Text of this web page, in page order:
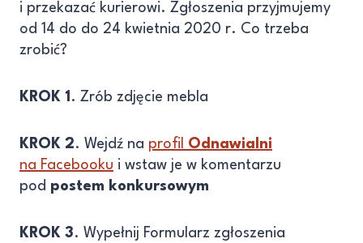
i przekazać kurierowi. Zgłoszenia przyjmujemy
od 14 do do 24 kwietnia 2020 r. Co trzeba
zrobić?
KROK 1 . Zrób zdjęcie mebla
KROK 2. Wejdź na profil Odnawialni
na Facebooku i wstaw je w komentarzu
pod postem konkursowym
KROK 3. Wypełnij Formularz zgłoszenia